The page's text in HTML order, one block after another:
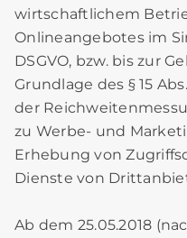
wirtschaftlichem
Onlineangebotes im
DSGVO, bzw. bis zur
Grundlage des § 15
der
zu Werbe- und
Erhebung von
Dienste von
Ab dem 25.05.2018